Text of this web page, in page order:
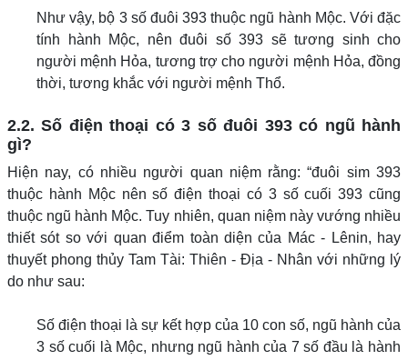
Như vậy, bộ 3 số đuôi 393 thuộc ngũ hành Mộc. Với đặc
tính hành Mộc, nên đuôi số 393 sẽ tương sinh cho
người mệnh Hỏa, tương trợ cho người mệnh Hỏa, đồng
thời, tương khắc với người mệnh Thổ.
2.2. Số điện thoại có 3 số đuôi 393 có ngũ hành
gì?
Hiện nay, có nhiều người quan niệm rằng: “đuôi sim 393
thuộc hành Mộc nên số điện thoại có 3 số cuối 393 cũng
thuộc ngũ hành Mộc. Tuy nhiên, quan niệm này vướng nhiều
thiết sót so với quan điểm toàn diện của Mác - Lênin, hay
thuyết phong thủy Tam Tài: Thiên - Địa - Nhân với những lý
do như sau:
Số điện thoại là sự kết hợp của 10 con số, ngũ hành của
3 số cuối là Mộc, nhưng ngũ hành của 7 số đầu là hành